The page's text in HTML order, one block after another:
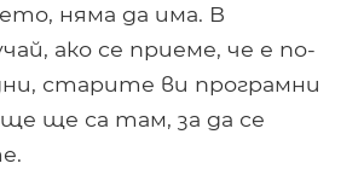
няма да има. В
ако се приеме, че е по-
старите ви програмни
ще са там, за да се